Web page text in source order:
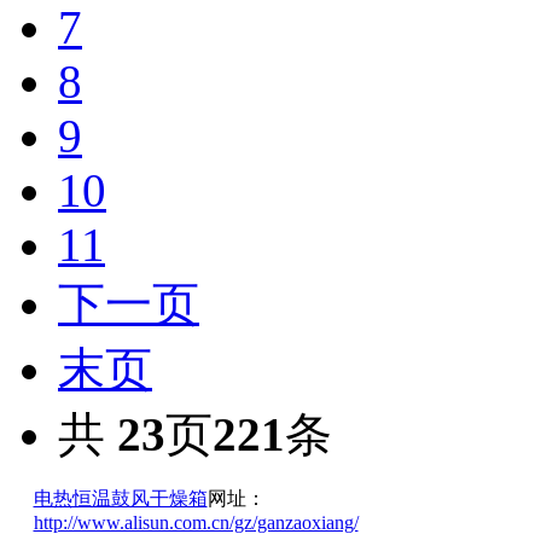
7
8
9
10
11
下一页
末页
共 23页221条
电热恒温鼓风干燥箱网址：
http://www.alisun.com.cn/gz/ganzaoxiang/